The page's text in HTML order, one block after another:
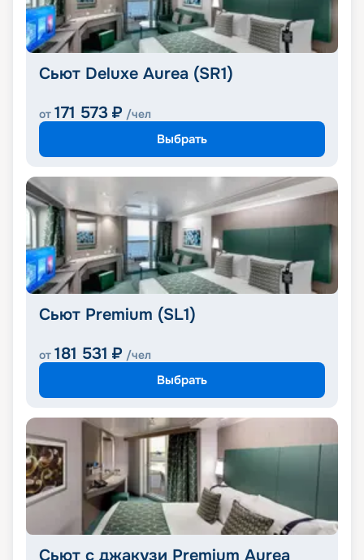
Сьют Deluxe Aurea (SR1)
от 171 573 ₽ /чел
Выбрать
Сьют Premium (SL1)
от 181 531 ₽ /чел
Выбрать
Сьют с джакузи Premium Aurea